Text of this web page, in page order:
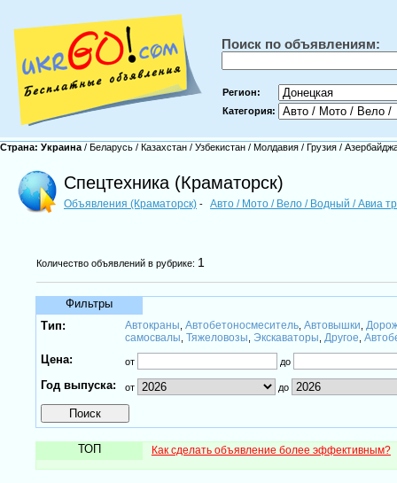
Поиск по объявлениям:
Регион:
Категория:
Страна: Украина / Беларусь / Казахстан / Узбекистан / Молдавия / Грузия /
Спецтехника (Краматорск)
Объявления (Краматорск) - Авто / Мото / Вело / Водный / Авиа
Количество объявлений в рубрике: 1
Фильтры
Тип:
Автокраны Автобетоносмеситель, Автовышки
самосвалы Тяжеловозы Экскаваторы Другое
Цена: от до
Год выпуска: от до
ТОП Как сделать объявление более эффективным?